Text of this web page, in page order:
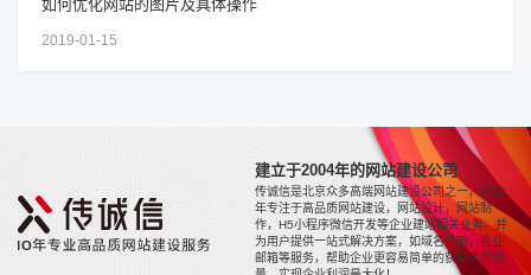
如何优化网站的图片及具体操作
2019-01-15
建立于2004年的网站建设公司
传诚信是北京众多高端网站建设公司之一，近20
年专注于高品质网站建设，网站设计，网站制
作，H5小程序微信开发等企业建站相关业务，并
为用户提供一站式解决方案，如域名注册，企业
邮箱等服务，帮助企业更容易简单的获取用户流